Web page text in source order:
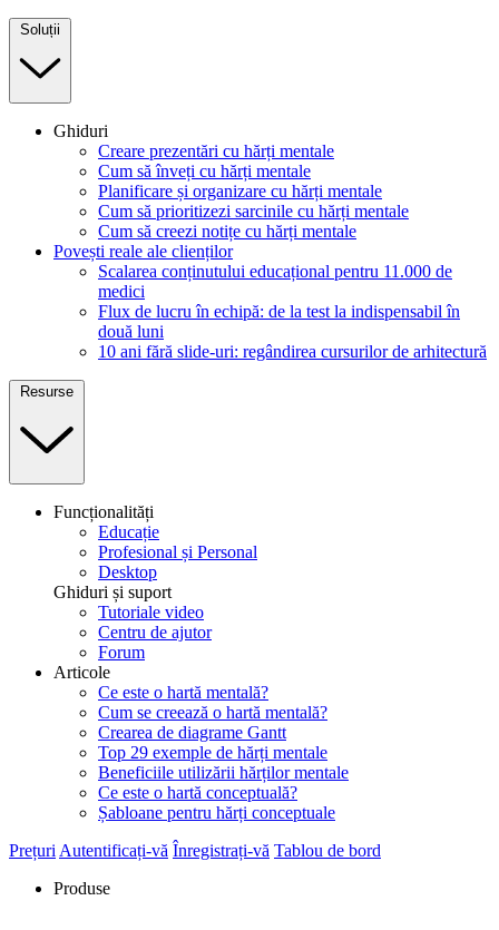
Soluții
Ghiduri
Creare prezentări cu hărți mentale
Cum să înveți cu hărți mentale
Planificare și organizare cu hărți mentale
Cum să prioritizezi sarcinile cu hărți mentale
Cum să creezi notițe cu hărți mentale
Povești reale ale clienților
Scalarea conținutului educațional pentru 11.000 de
medici
Flux de lucru în echipă: de la test la indispensabil în
două luni
10 ani fără slide-uri: regândirea cursurilor de arhitectură
Resurse
Funcționalități
Educație
Profesional și Personal
Desktop
Ghiduri și suport
Tutoriale video
Centru de ajutor
Forum
Articole
Ce este o hartă mentală?
Cum se creează o hartă mentală?
Crearea de diagrame Gantt
Top 29 exemple de hărți mentale
Beneficiile utilizării hărților mentale
Ce este o hartă conceptuală?
Șabloane pentru hărți conceptuale
Prețuri Autentificați-vă Înregistrați-vă Tablou de bord
Produse